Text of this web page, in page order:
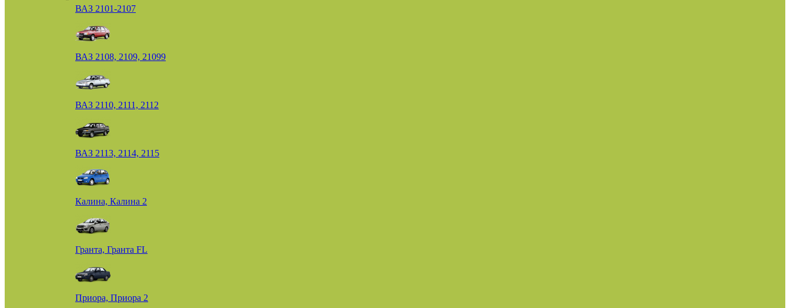
ВАЗ 2101-2107
ВАЗ 2108, 2109, 21099
ВАЗ 2110, 2111, 2112
ВАЗ 2113, 2114, 2115
Калина, Калина 2
Гранта, Гранта FL
Приора, Приора 2